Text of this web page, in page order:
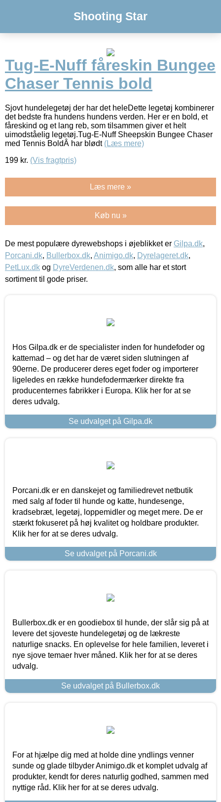
Shooting Star
Tug-E-Nuff fåreskin Bungee
Chaser Tennis bold
Sjovt hundelegetøj der har det heleDette legetøj kombinerer
det bedste fra hundens hundens verden. Her er en bold, et
fåreskind og et lang reb, som tilsammen giver et helt
uimodståelig legetøj.Tug-E-Nuff Sheepskin Bungee Chaser
med Tennis BoldÂ har blødt (Læs mere)
199 kr. (Vis fragtpris)
Læs mere »
Køb nu »
De mest populære dyrewebshops i øjeblikket er Gilpa.dk,
Porcani.dk, Bullerbox.dk, Animigo.dk, Dyrelageret.dk,
PetLux.dk og DyreVerdenen.dk, som alle har et stort
sortiment til gode priser.
Hos Gilpa.dk er de specialister inden for hundefoder og
kattemad – og det har de været siden slutningen af
90erne. De producerer deres eget foder og importerer
ligeledes en række hundefodermærker direkte fra
producenternes fabrikker i Europa. Klik her for at se
deres udvalg.
Se udvalget på Gilpa.dk
Porcani.dk er en danskejet og familiedrevet netbutik
med salg af foder til hunde og katte, hundesenge,
kradsebræt, legetøj, loppemidler og meget mere. De er
stærkt fokuseret på høj kvalitet og holdbare produkter.
Klik her for at se deres udvalg.
Se udvalget på Porcani.dk
Bullerbox.dk er en goodiebox til hunde, der slår sig på at
levere det sjoveste hundelegetøj og de lækreste
naturlige snacks. En oplevelse for hele familien, leveret i
nye sjove temaer hver måned. Klik her for at se deres
udvalg.
Se udvalget på Bullerbox.dk
For at hjælpe dig med at holde dine yndlings venner
sunde og glade tilbyder Animigo.dk et komplet udvalg af
produkter, kendt for deres naturlig godhed, sammen med
nyttige råd. Klik her for at se deres udvalg.